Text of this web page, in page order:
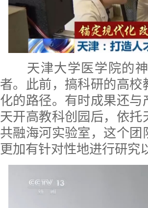
天津大学医学院的神
者。此前，搞科研的高
化的路径。有时成果还
天开高教科创园后，依
共融海河实验室，这个
更加有针对性地进行研究